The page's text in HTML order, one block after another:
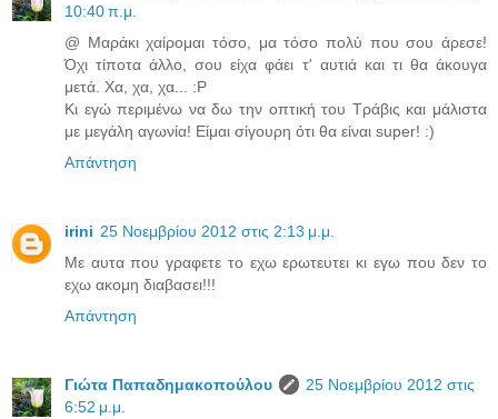
10:40 π.μ.
@ Μαράκι χαίρομαι τόσο, μα τόσο πολύ που σου άρεσε!
Όχι τίποτα άλλο, σου είχα φάει τ' αυτιά και τι θα άκουγα
μετά. Χα, χα, χα... :P
Κι εγώ περιμένω να δω την οπτική του Τράβις και μάλιστα
με μεγάλη αγωνία! Είμαι σίγουρη ότι θα είναι super! :)
Απάντηση
irini 25 Νοεμβρίου 2012 στις 2:13 μ.μ.
Mε αυτα που γραφετε το εχω ερωτευτει κι εγω που δεν το
εχω ακομη διαβασει!!!
Απάντηση
Γιώτα Παπαδημακοπούλου
25 Νοεμβρίου 2012 στις
6:52 μ.μ.